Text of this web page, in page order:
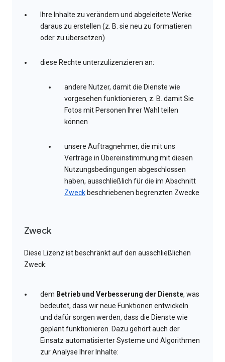
Ihre Inhalte zu verändern und abgeleitete Werke
daraus zu erstellen (z. B. sie neu zu formatieren
oder zu übersetzen)
diese Rechte unterzulizenzieren an:
andere Nutzer, damit die Dienste wie
vorgesehen funktionieren, z. B. damit Sie
Fotos mit Personen Ihrer Wahl teilen
können
unsere Auftragnehmer, die mit uns
Verträge in Übereinstimmung mit diesen
Nutzungsbedingungen abgeschlossen
haben, ausschließlich für die im Abschnitt
Zweck beschriebenen begrenzten Zwecke
Zweck
Diese Lizenz ist beschränkt auf den ausschließlichen
Zweck:
dem Betrieb und Verbesserung der Dienste, was
bedeutet, dass wir neue Funktionen entwickeln
und dafür sorgen werden, dass die Dienste wie
geplant funktionieren. Dazu gehört auch der
Einsatz automatisierter Systeme und Algorithmen
zur Analyse Ihrer Inhalte: